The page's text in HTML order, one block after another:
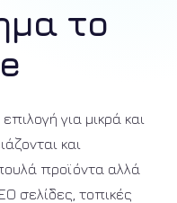
το
για μικρά και
και
προϊόντα αλλά
σελίδες, τοπικές